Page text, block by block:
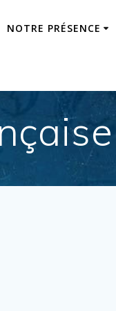
NOTRE PRÉSENCE